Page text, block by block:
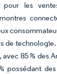
les
de
85 % des
possédant